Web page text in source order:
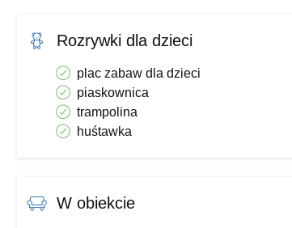
Rozrywki dla dzieci
plac zabaw dla dzieci
piaskownica
trampolina
huśtawka
W obiekcie